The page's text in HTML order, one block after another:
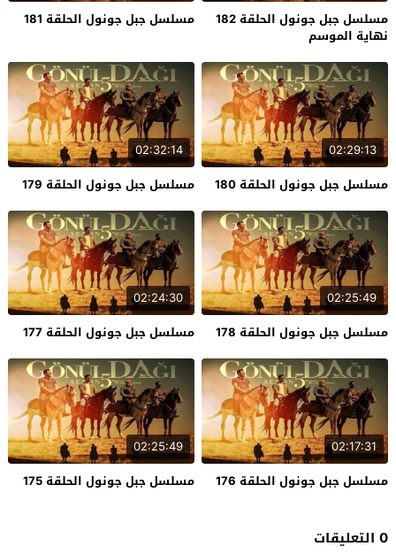
مسلسل جبل جونول الحلقة 182
نهاية الموسم
مسلسل جبل جونول الحلقة 181
02:29:13
مسلسل جبل جونول الحلقة 180
02:32:14
مسلسل جبل جونول الحلقة 179
02:25:49
مسلسل جبل جونول الحلقة 178
02:24:30
مسلسل جبل جونول الحلقة 177
02:17:31
مسلسل جبل جونول الحلقة 176
02:25:49
مسلسل جبل جونول الحلقة 175
0 التعليقات